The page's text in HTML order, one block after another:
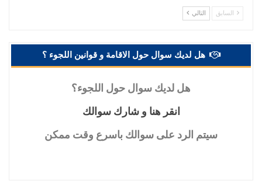
السابق التالي
هل لديك سوال حول الاقامة و قوانين اللجوء ؟
هل لديك سوال حول اللجوء؟
انقر هنا و شارك سوالك
سيتم الرد على سوالك باسرع وقت ممكن